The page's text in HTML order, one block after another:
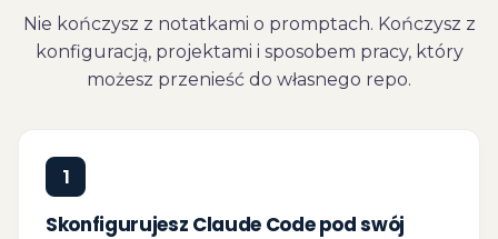
Nie kończysz z notatkami o promptach. Kończysz z
konfiguracją, projektami i sposobem pracy, który
możesz przenieść do własnego repo.
1
Skonfigurujesz Claude Code pod swój